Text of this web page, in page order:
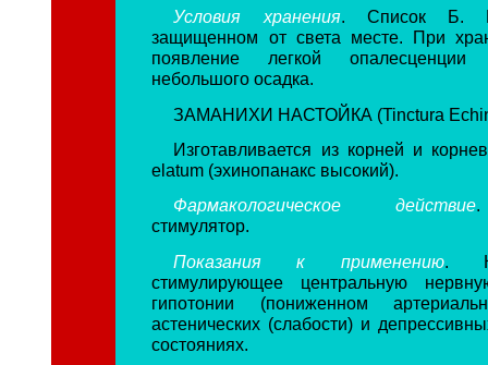
Условия хранения. Список Б. В
защищенном от света месте. При
появление легкой
небольшого осадка.
ЗАМАНИХИ НАСТОЙКА (Tinctura
Изготавливается из корней и
elatum (эхинопанакс высокий).
Фармакологическое действие.
стимулятор.
Показания к применению.
стимулирующее центральную
гипотонии (пониженном
астенических (слабости) и
состояниях.